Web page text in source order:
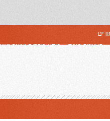
העצמה נשית – מסע מרהיב ועוצר